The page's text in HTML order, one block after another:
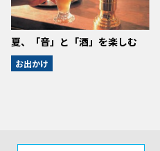
夏、「音」と「酒」を楽しむ
お出かけ